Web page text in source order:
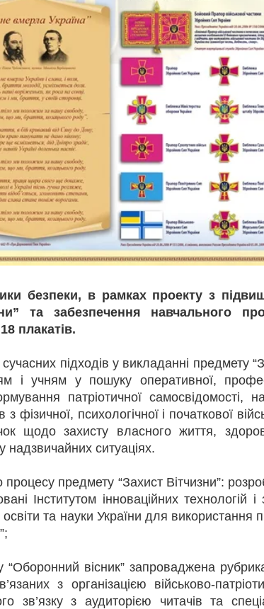
безпеки, в рамках проекту з
та забезпечення навчального
плакатів.
підходів у викладанні предмету
і учням у пошуку оперативної,
патріотичної самосвідомості,
фізичної, психологічної і початкової
щодо захисту власного життя,
надзвичайних ситуаціях.
предмету “Захист Вітчизни”:
Інститутом інноваційних технологій і
та науки України для використання
“Оборонний вісник” запроваджена
з організацією військово-
зв’язку з аудиторією читачів та